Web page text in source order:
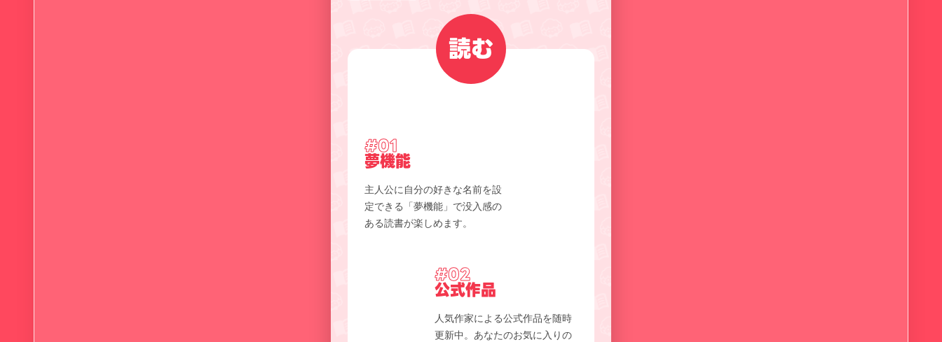
読む
#01
夢機能
主人公に自分の好きな名前を設
定できる「夢機能」で没入感の
ある読書が楽しめます。
#02
公式作品
人気作家による公式作品を随時
更新中。あなたのお気に入りの